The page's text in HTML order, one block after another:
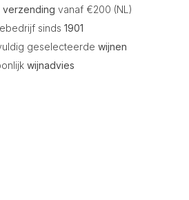
verzending vanaf €200 (NL)
sinds1901
geselecteerdewijnen
wijnadvies